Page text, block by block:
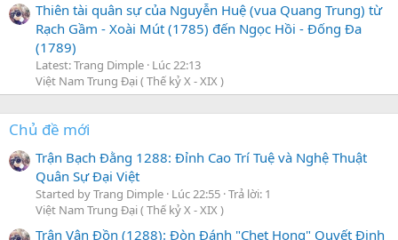
Thiên tài quân sự của Nguyễn Huệ (vua Quang Trung) từ
Rạch Gầm - Xoài Mút (1785) đến Ngọc Hồi - Đống Đa
(1789)
Latest: Trang Dimple Lúc 22:13
Việt Nam Trung Đại ( Thế kỷ X - XIX )
Chủ đề mới
Trận Bạch Đằng 1288: Đỉnh Cao Trí Tuệ và Nghệ Thuật
Quân Sự Đại Việt
Started by Trang Dimple Lúc 22:55 Trả lời: 1
Việt Nam Trung Đại ( Thế kỷ X - XIX )
Trận Vân Đồn (1288): Đòn Đánh "Chẹt Họng" Quyết Định